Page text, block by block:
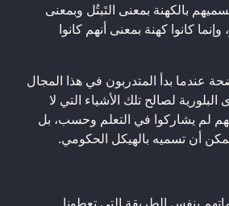
بالكهنة بمعنى التَبتُل وبمعنى
كانوا كهنة بمعنى أنهم كانوا
عندما بدأ المتدربون في هذا المجال
لصالح تلك الأشياء التي لا
لم يشاركوا في التعلم وحسب، بل
أن تسميه بالهيكل الحكومي.